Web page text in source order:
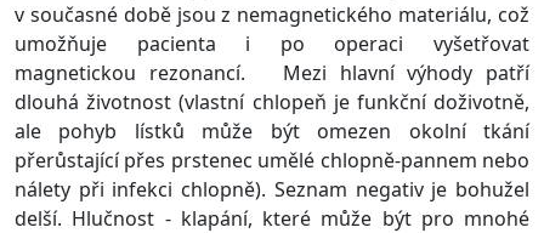
v současné době jsou z nemagnetického materiálu, což
umožňuje pacienta i po operaci vyšetřovat
magnetickou rezonancí. Mezi hlavní výhody patří
dlouhá životnost (vlastní chlopeň je funkční doživotně,
ale pohyb lístků může být omezen okolní tkání
přerůstající přes prstenec umělé chlopně-pannem nebo
nálety při infekci chlopně). Seznam negativ je bohužel
delší. Hlučnost - klapání, které může být pro mnohé